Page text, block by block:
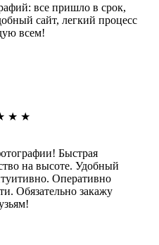
все пришло в срок,
сайт, легкий процесс
всем!
★ ★
Быстрая
на высоте. Удобный
Оперативно
Обязательно закажу